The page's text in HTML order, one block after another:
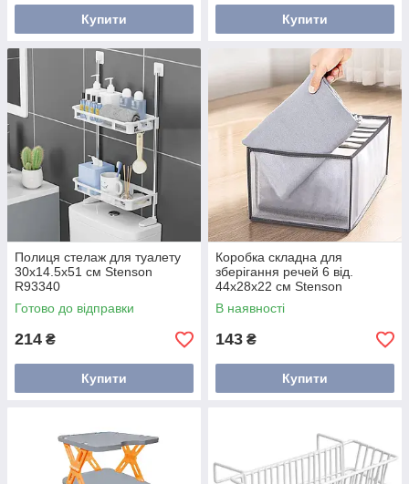
Купити Купити
Полиця стелаж для туалету
30х14.5х51 см Stenson
R93340
Готово до відправки
214 ₴
Купити
Коробка складна для
зберігання речей 6 від.
44х28х22 см Stenson
4428226J VINYL
В наявності
143 ₴
Купити